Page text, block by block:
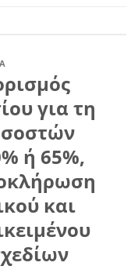
για τη
ή 65%,
και